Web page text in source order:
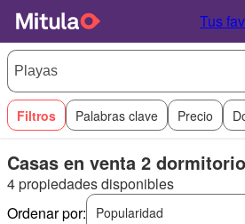
Tus
Filtros Palabras clave Precio
Casas en venta 2
4 propiedades disponibles
Ordenar por:
Popularidad